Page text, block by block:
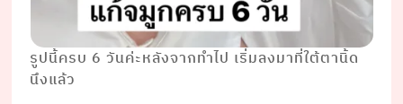
รูปนี้ครบ 6 วันค่ะหลังจากทำไป เริ่มลงมาที่ใต้ตานิ้ด
นึงแล้ว